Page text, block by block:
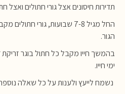
תדירות חיסונים אצל גורי חתולים ואצל
החל מגיל 7-8 שבועות,
הגור.
בהמשך חייו מקבל כל חתול בוגר
ימי חייו.
נשמח לייעץ ולענות על כל שאלה